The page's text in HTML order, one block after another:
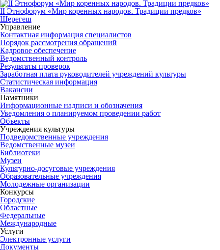
II Этнофорум «Мир коренных народов. Традиции предков»
Шерегеш
Управление
Контактная информация специалистов
Порядок рассмотрения обращений
Кадровое обеспечение
Ведомственный контроль
Результаты проверок
Заработная плата руководителей учреждений культуры
Статистическая информация
Вакансии
Памятники
Информационные надписи и обозначения
Уведомления о планируемом проведении работ
Объекты
Учреждения культуры
Подведомственные учреждения
Ведомственные музеи
Библиотеки
Музеи
Культурно-досуговые учреждения
Образовательные учреждения
Молодежные организации
Конкурсы
Городские
Областные
Федеральные
Международные
Услуги
Электронные услуги
Документы